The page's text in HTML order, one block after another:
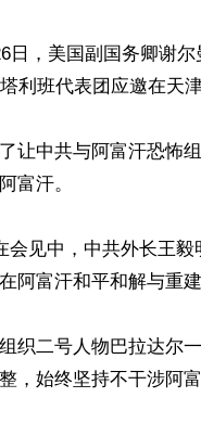
日，美国副国务卿谢
利班代表团应邀在天
让中共与阿富汗恐怖
富汗。
会见中，中共外长王
阿富汗和平和解与重
织二号人物巴拉达尔
，始终坚持不干涉阿